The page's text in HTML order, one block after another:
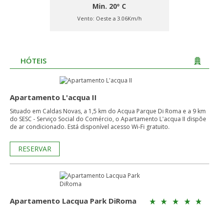
Min. 20º C
Vento: Oeste a 3.06Km/h
HÓTEIS
Apartamento L'acqua II
Situado em Caldas Novas, a 1,5 km do Acqua Parque Di Roma e a 9 km
do SESC - Serviço Social do Comércio, o Apartamento L'acqua II dispõe
de ar condicionado. Está disponível acesso Wi-Fi gratuito.
RESERVAR
Apartamento Lacqua Park DiRoma